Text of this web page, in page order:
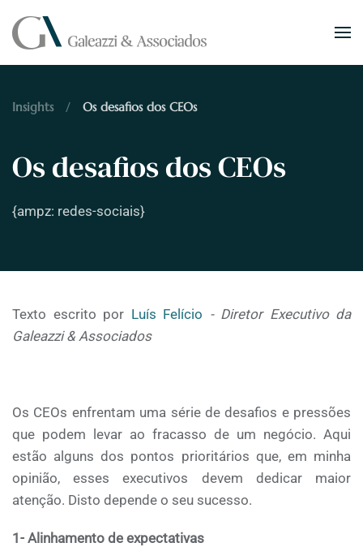
Skip to main content
Insights Os desafios dos CEOs
Os desafios dos CEOs
{ampz: redes-sociais}
Texto escrito por Luís Felício - Diretor Executivo da
Galeazzi & Associados
Os CEOs enfrentam uma série de desafios e pressões
que podem levar ao fracasso de um negócio. Aqui
estão alguns dos pontos prioritários que, em minha
opinião, esses executivos devem dedicar maior
atenção. Disto depende o seu sucesso.
1- Alinhamento de expectativas